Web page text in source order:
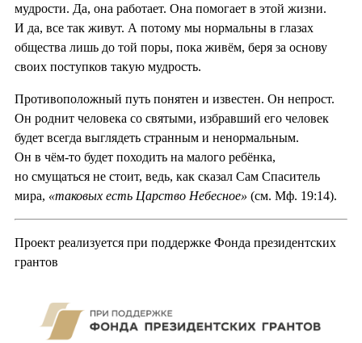
мудрости. Да, она работает. Она помогает в этой жизни.
И да, все так живут. А потому мы нормальны в глазах
общества лишь до той поры, пока живём, беря за основу
своих поступков такую мудрость.
Противоположный путь понятен и известен. Он непрост.
Он роднит человека со святыми, избравший его человек
будет всегда выглядеть странным и ненормальным.
Он в чём-то будет походить на малого ребёнка,
но смущаться не стоит, ведь, как сказал Сам Спаситель
мира, «таковых есть Царство Небесное» (см. Мф. 19:14).
Проект реализуется при поддержке Фонда президентских
грантов